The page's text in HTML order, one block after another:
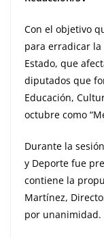
Con el objetivo
para erradicar
Estado, que
diputados que
Educación,
octubre como
Durante la
y Deporte fue
contiene la
Martínez,
por unanimidad.